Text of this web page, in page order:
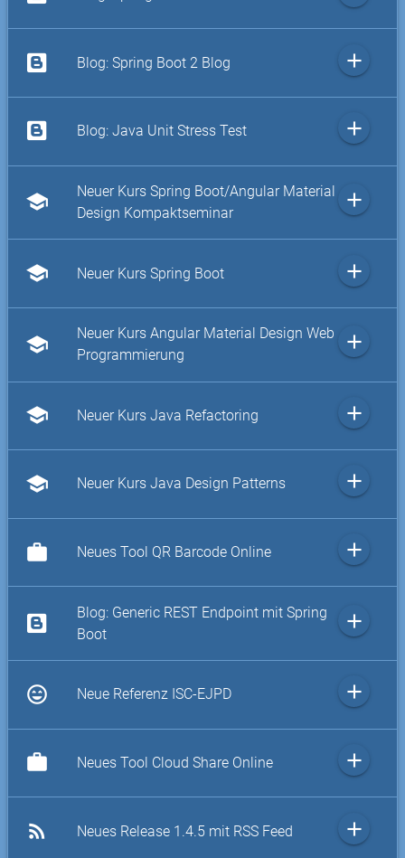
Blog: Spring Boot 2 Blog add
Blog: Java Unit Stress Test add
school
Neuer Kurs Spring Boot/Angular Material
Design Kompaktseminar
add
school Neuer Kurs Spring Boot add
school
Neuer Kurs Angular Material Design Web
Programmierung
add
school Neuer Kurs Java Refactoring add
school Neuer Kurs Java Design Patterns add
work Neues Tool QR Barcode Online add
Blog: Generic REST Endpoint mit Spring
Boot
add
sentiment_very_satisfied Neue Referenz ISC-EJPD add
work Neues Tool Cloud Share Online add
rss_feed Neues Release 1.4.5 mit RSS Feed add